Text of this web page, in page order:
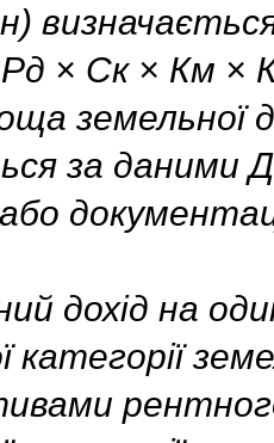
× Ск × Км ×
земельної
за даними
дохід на
категорії